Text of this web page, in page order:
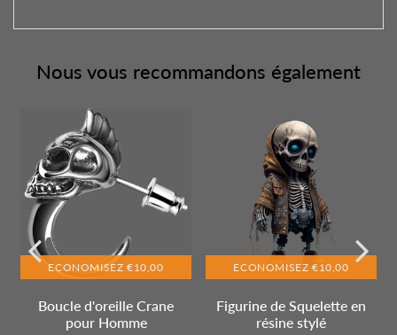
Nous vous recommandons également
ECONOMISEZ €10,00
Boucle d'oreille Crane
pour Homme
ECONOMISEZ €10,00
Figurine de Squelette en
résine stylé